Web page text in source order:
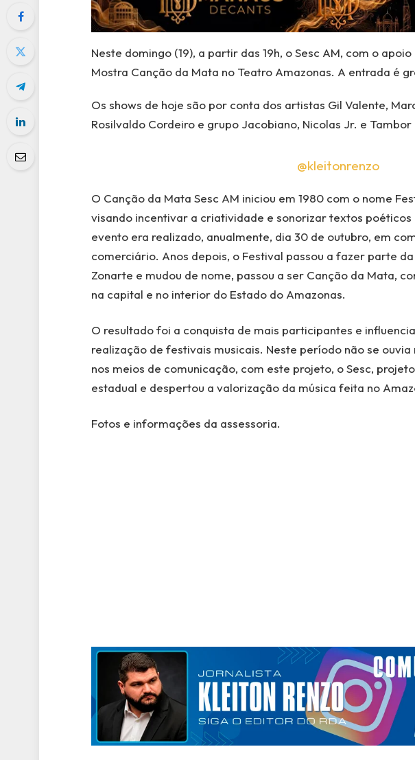
Neste domingo (19), a partir das 19h, o Sesc AM, com o
Mostra Canção da Mata no Teatro Amazonas. A entrada é
Os shows de hoje são por conta dos artistas Gil Valente,
Rosilvaldo Cordeiro e grupo Jacobiano, Nicolas Jr. e Tambor
@kleitonrenzo
O Canção da Mata Sesc AM iniciou em 1980 com o nome
visando incentivar a criatividade e sonorizar textos
evento era realizado, anualmente, dia 30 de outubro, em
comerciário. Anos depois, o Festival passou a fazer parte
Zonarte e mudou de nome, passou a ser Canção da Mata,
na capital e no interior do Estado do Amazonas.
O resultado foi a conquista de mais participantes e
realização de festivais musicais. Neste período não se
nos meios de comunicação, com este projeto, o Sesc,
estadual e despertou a valorização da música feita no
Fotos e informações da assessoria.